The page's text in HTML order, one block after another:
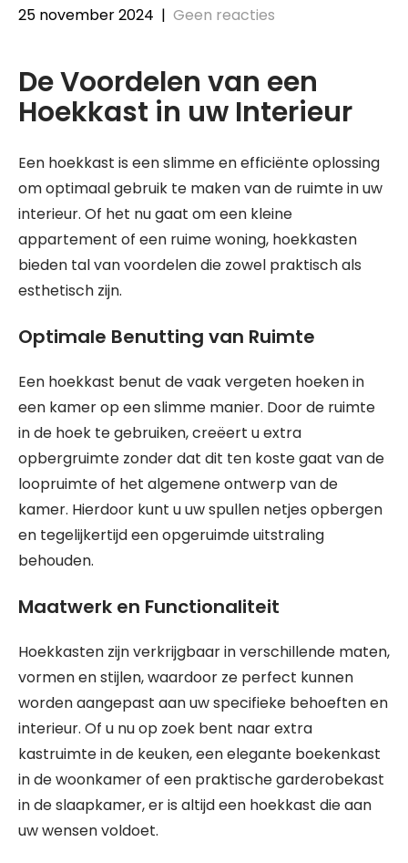
25 november 2024 | Geen reacties
De Voordelen van een
Hoekkast in uw Interieur
Een hoekkast is een slimme en efficiënte oplossing
om optimaal gebruik te maken van de ruimte in uw
interieur. Of het nu gaat om een kleine
appartement of een ruime woning, hoekkasten
bieden tal van voordelen die zowel praktisch als
esthetisch zijn.
Optimale Benutting van Ruimte
Een hoekkast benut de vaak vergeten hoeken in
een kamer op een slimme manier. Door de ruimte
in de hoek te gebruiken, creëert u extra
opbergruimte zonder dat dit ten koste gaat van de
loopruimte of het algemene ontwerp van de
kamer. Hierdoor kunt u uw spullen netjes opbergen
en tegelijkertijd een opgeruimde uitstraling
behouden.
Maatwerk en Functionaliteit
Hoekkasten zijn verkrijgbaar in verschillende maten,
vormen en stijlen, waardoor ze perfect kunnen
worden aangepast aan uw specifieke behoeften en
interieur. Of u nu op zoek bent naar extra
kastruimte in de keuken, een elegante boekenkast
in de woonkamer of een praktische garderobekast
in de slaapkamer, er is altijd een hoekkast die aan
uw wensen voldoet.